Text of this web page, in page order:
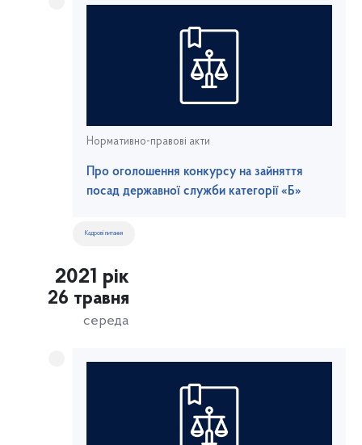
Нормативно-правові акти
Про оголошення конкурсу на зайняття
посад державної служби категорії «Б»
Кадрові питання
2021 рік
26 травня
середа